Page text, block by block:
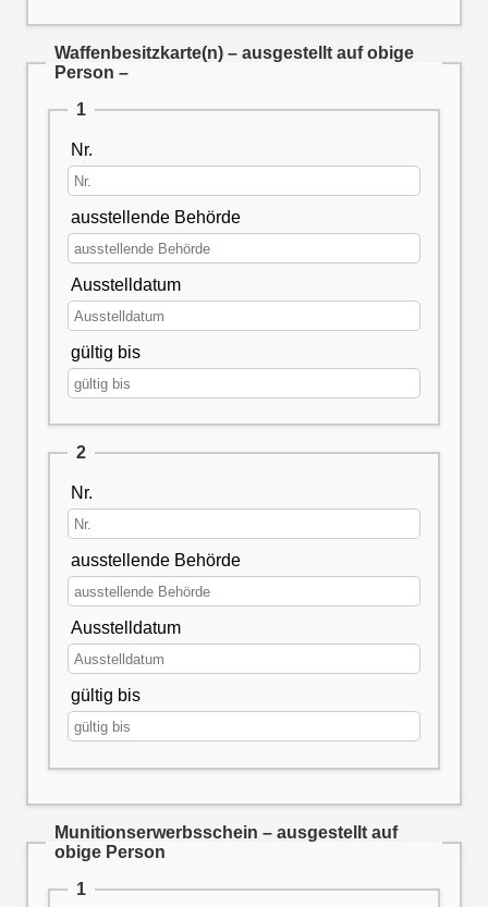
Waffenbesitzkarte(n) – ausgestellt auf obige
Person –
1
Nr.
ausstellende Behörde
Ausstelldatum
gültig bis
2
Nr.
ausstellende Behörde
Ausstelldatum
gültig bis
Munitionserwerbsschein – ausgestellt auf
obige Person
1